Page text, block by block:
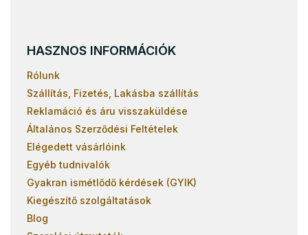
HASZNOS INFORMÁCIÓK
Rólunk
Szállítás, Fizetés, Lakásba szállítás
Reklamáció és áru visszaküldése
Általános Szerződési Feltételek
Elégedett vásárlóink
Egyéb tudnivalók
Gyakran ismétlődő kérdések (GYIK)
Kiegészítő szolgáltatások
Blog